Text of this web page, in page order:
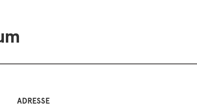
ADRESSE